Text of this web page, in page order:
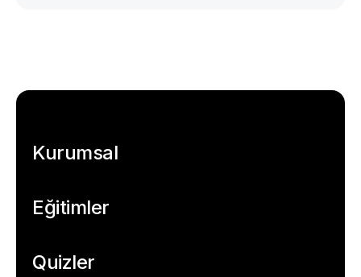
Kurumsal
Eğitimler
Quizler